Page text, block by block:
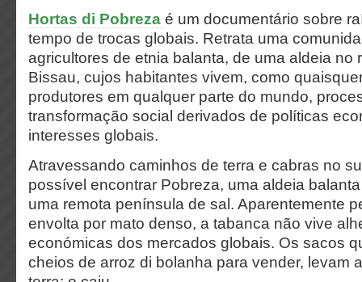
Hortas di Pobreza é um documentário sobre
tempo de trocas globais. Retrata uma
agricultores de etnia balanta, de uma aldeia no
Bissau, cujos habitantes vivem, como
produtores em qualquer parte do mundo,
transformação social derivados de políticas
interesses globais.
Atravessando caminhos de terra e cabras no
possível encontrar Pobreza, uma aldeia
uma remota península de sal. Aparentemente
envolta por mato denso, a tabanca não vive
económicas dos mercados globais. Os sacos
cheios de arroz di bolanha para vender, levam